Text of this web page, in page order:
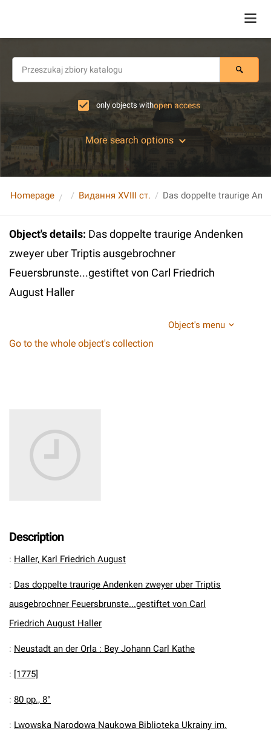
only objects withopen access
More search options
Homepage Видання XVIII ст.
Object's details: Das doppelte traurige Andenken
zweyer uber Triptis ausgebrochner
Feuersbrunste...gestiftet von Carl Friedrich
August Haller
Object's menu
Go to the whole object's collection
Description
: Haller, Karl Friedrich August
: Das doppelte traurige Andenken zweyer uber Triptis
ausgebrochner Feuersbrunste...gestiftet von Carl
Friedrich August Haller
: Neustadt an der Orla : Bey Johann Carl Kathe
: [1775]
: 80 pp., 8°
: Lwowska Narodowa Naukowa Biblioteka Ukrainy im.